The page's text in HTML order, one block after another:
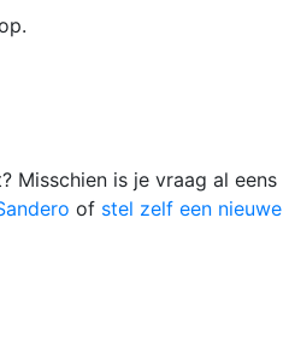
Misschien is je vraag al eens
of stel zelf een nieuwe